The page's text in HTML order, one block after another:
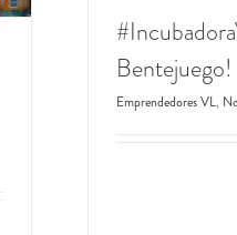
Bentejuego!
Emprendedores VL,